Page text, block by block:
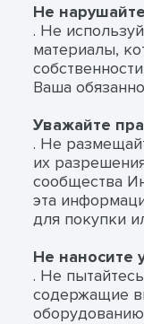
Не
. Не
материалы,
Ваша
Уважайте
. Не
их
сообщества
эта
для покупки
Не наносите
. Не
содержащие